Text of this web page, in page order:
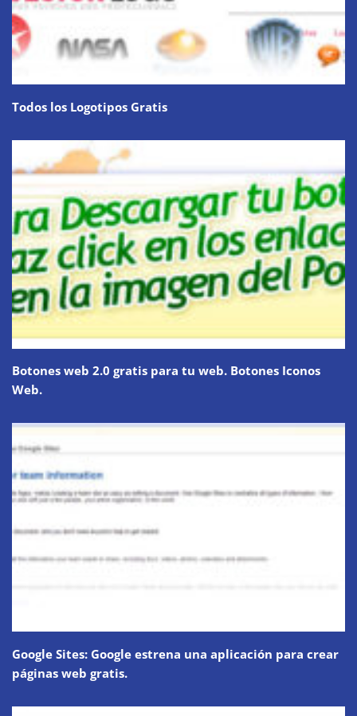
Todos los Logotipos Gratis
Botones web 2.0 gratis para tu web. Botones Iconos
Web.
Google Sites: Google estrena una aplicación para crear
páginas web gratis.